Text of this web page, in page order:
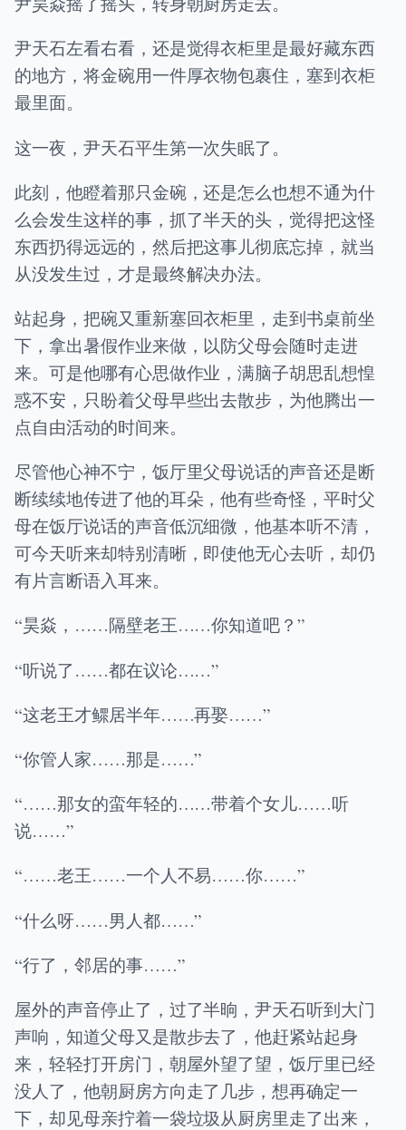
尹天石左看右看，还是觉得衣柜里是最好藏东西
的地方，将金碗用一件厚衣物包裹住，塞到衣柜
最里面。
这一夜，尹天石平生第一次失眠了。
此刻，他瞪着那只金碗，还是怎么也想不通为什
么会发生这样的事，抓了半天的头，觉得把这怪
东西扔得远远的，然后把这事儿彻底忘掉，就当
从没发生过，才是最终解决办法。
站起身，把碗又重新塞回衣柜里，走到书桌前坐
下，拿出暑假作业来做，以防父母会随时走进
来。可是他哪有心思做作业，满脑子胡思乱想惶
惑不安，只盼着父母早些出去散步，为他腾出一
点自由活动的时间来。
尽管他心神不宁，饭厅里父母说话的声音还是断
断续续地传进了他的耳朵，他有些奇怪，平时父
母在饭厅说话的声音低沉细微，他基本听不清，
可今天听来却特别清晰，即使他无心去听，却仍
有片言断语入耳来。
“昊焱，……隔壁老王……你知道吧？”
“听说了……都在议论……”
“这老王才鳏居半年……再娶……”
“你管人家……那是……”
“……那女的蛮年轻的……带着个女儿……听
说……”
“……老王……一个人不易……你……”
“什么呀……男人都……”
“行了，邻居的事……”
屋外的声音停止了，过了半晌，尹天石听到大门
声响，知道父母又是散步去了，他赶紧站起身
来，轻轻打开房门，朝屋外望了望，饭厅里已经
没人了，他朝厨房方向走了几步，想再确定一
下，却见母亲拧着一袋垃圾从厨房里走了出来，